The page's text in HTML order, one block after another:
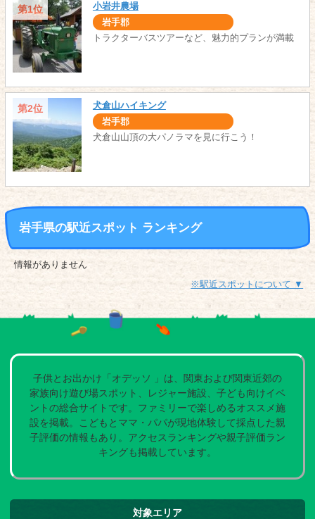
第1位 小岩井農場
岩手郡
トラクターバスツアーなど、魅力的プランが満載
第2位 犬倉山ハイキング
岩手郡
犬倉山山頂の大パノラマを見に行こう！
岩手県の駅近スポット ランキング
情報がありません
※駅近スポットについて ▼
子供とお出かけ「オデッソ 」は、関東および関東近郊の
家族向け遊び場スポット、レジャー施設、子ども向けイベ
ントの総合サイトです。ファミリーで楽しめるオススメ施
設を掲載。こどもとママ・パパが現地体験して採点した親
子評価の情報もあり。アクセスランキングや親子評価ラン
キングも掲載しています。
対象エリア